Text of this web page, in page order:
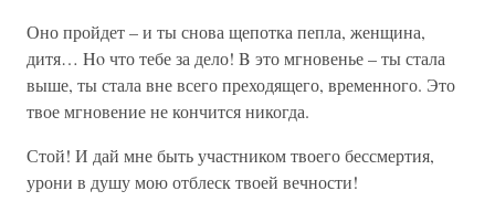
Оно пройдет – и ты снова щепотка пепла, женщина,
дитя… Ho что тебе за дело! B это мгновенье – ты стала
выше, ты стала вне всего преходящего, временного. Это
твое мгновение не кончится никогда.
Стой! И дай мне быть участником твоего бессмертия,
урони в душу мою отблеск твоей вечности!